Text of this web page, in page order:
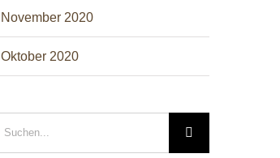
November 2020
Oktober 2020